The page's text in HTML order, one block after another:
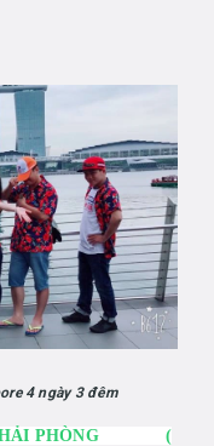
4 ngày 3 đêm
– HẢI PHÒNG (